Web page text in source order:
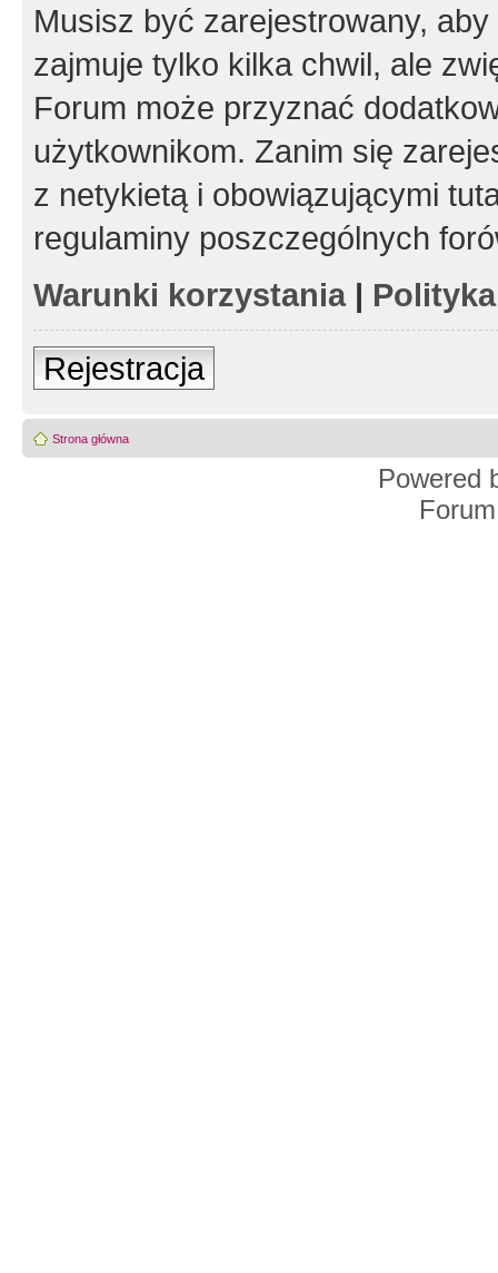
Musisz być zarejestrowany,
zajmuje tylko kilka chwil, ale
Forum może przyznać
użytkownikom. Zanim się
z netykietą i obowiązującymi
regulaminy poszczególnych
Warunki korzystania|
Rejestracja
Strona główna
Powered